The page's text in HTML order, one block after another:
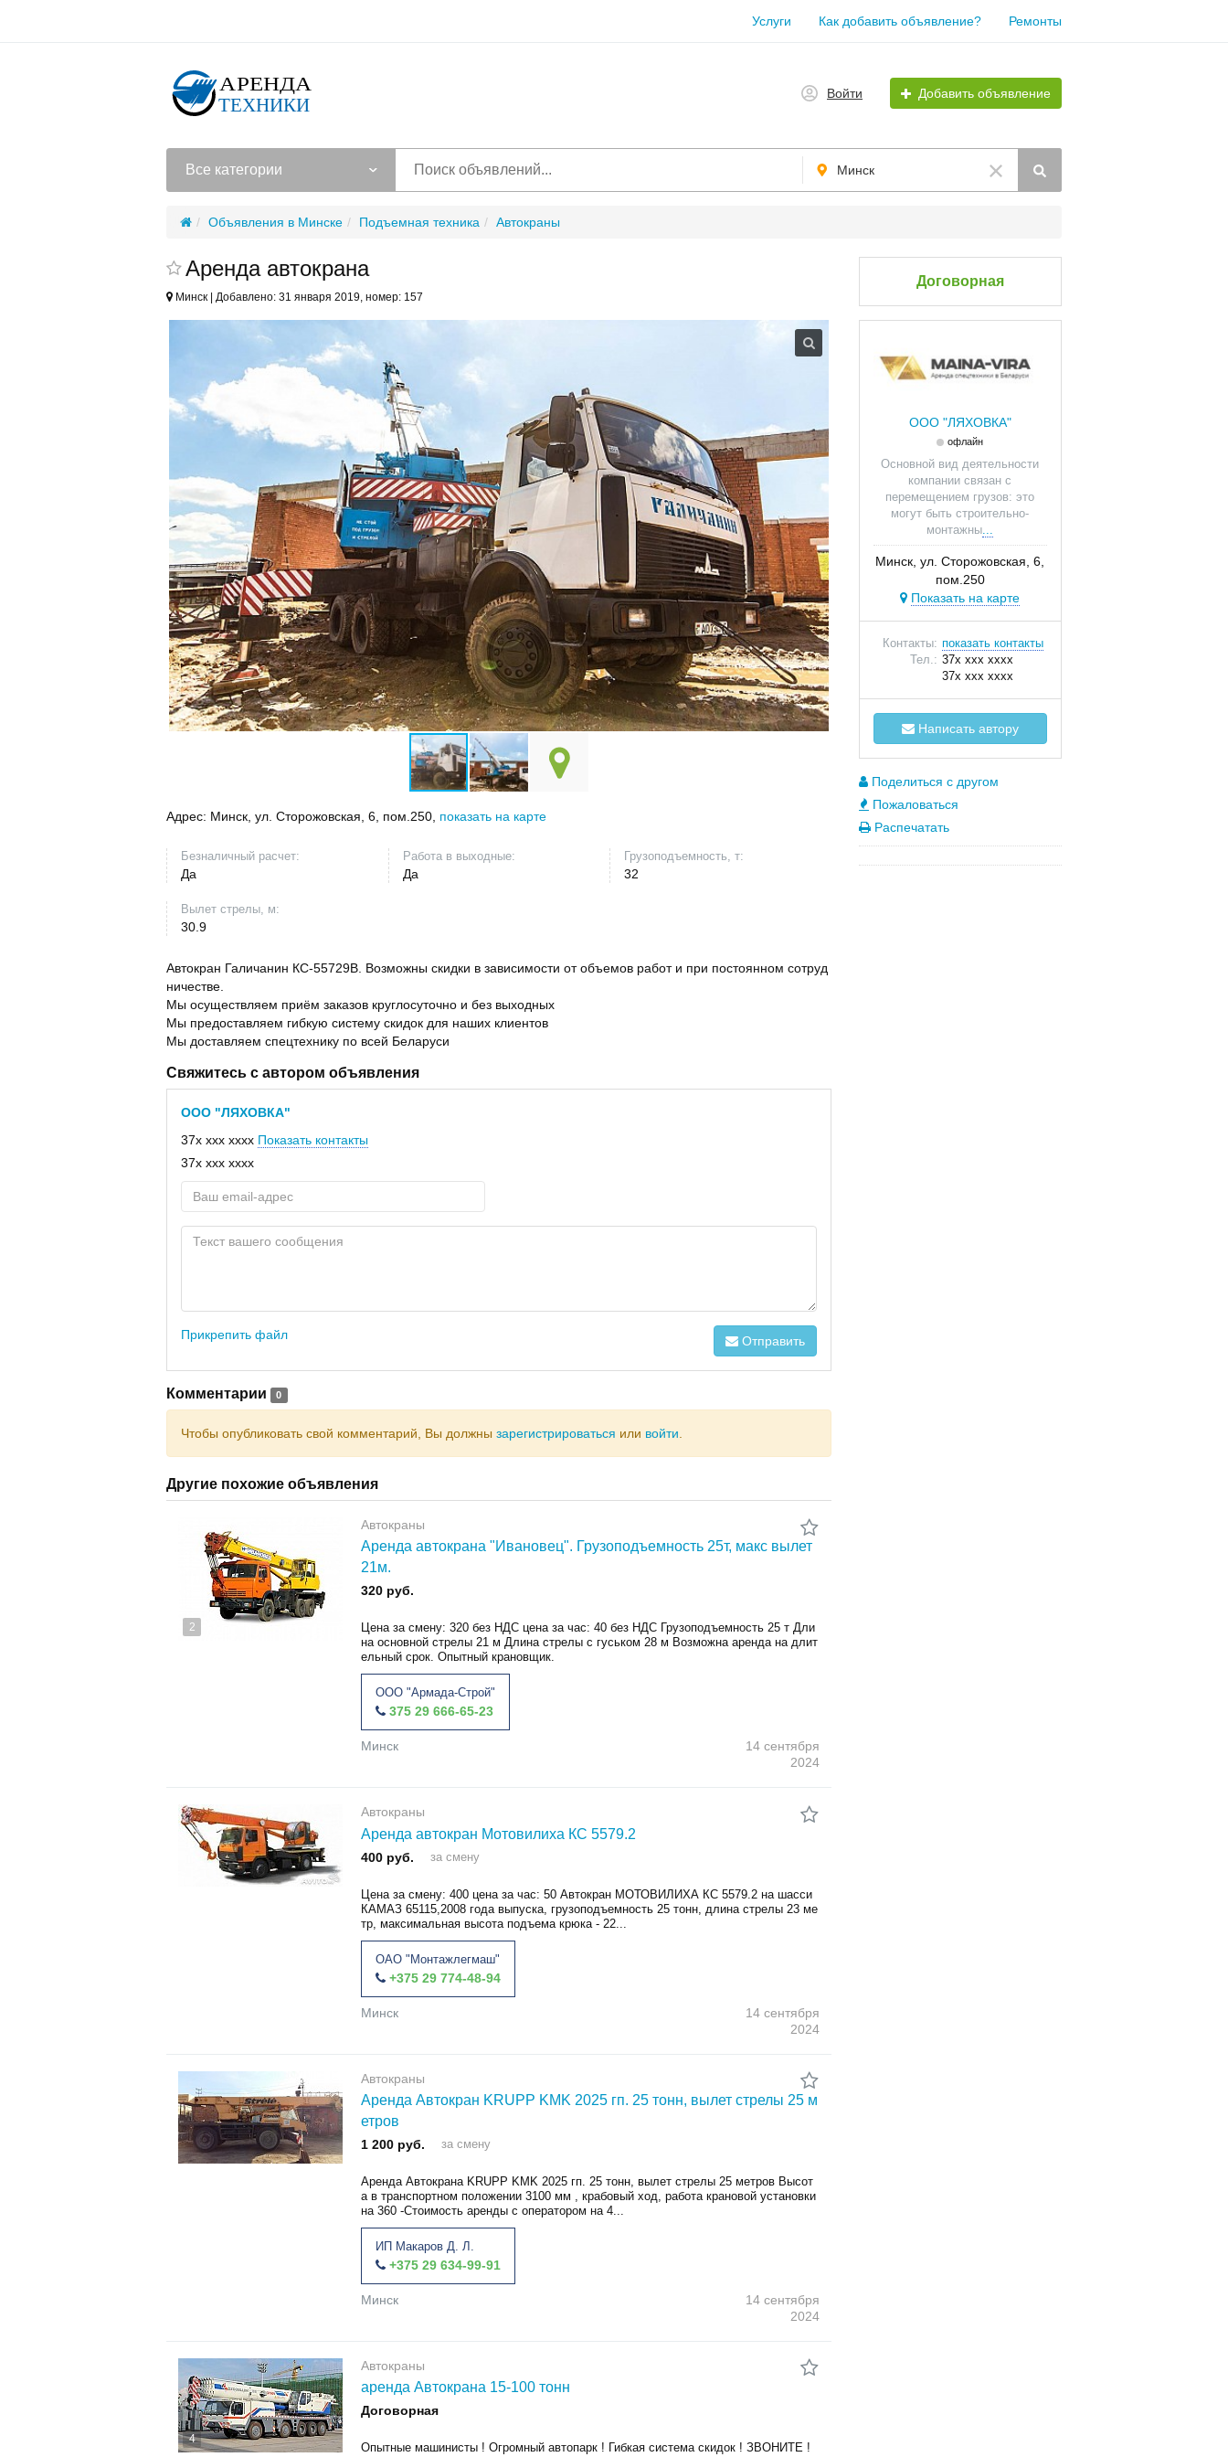
Услуги Как добавить объявление? Ремонты
Войти Добавить объявление
Все категории Минск
Объявления в Минске Подъемная техника Автокраны
Аренда автокрана
Минск | Добавлено: 31 января 2019, номер: 157
Договорная
Адрес: Минск, ул. Сторожовская, 6, пом.250, показать на карте
Безналичный расчет:
Да
Работа в выходные:
Да
Грузоподъемность, т:
32
Вылет стрелы, м:
30.9
Автокран Галичанин КС-55729В. Возможны скидки в зависимости от объемов работ и при постоянном сотруд
ничестве.
Мы осуществляем приём заказов круглосуточно и без выходных
Мы предоставляем гибкую систему скидок для наших клиентов
Мы доставляем спецтехнику по всей Беларуси
Свяжитесь с автором объявления
ООО "ЛЯХОВКА"
37x xxx xxxx Показать контакты
37x xxx xxxx
Прикрепить файл Отправить
Комментарии 0
Чтобы опубликовать свой комментарий, Вы должны зарегистрироваться или войти
Другие похожие объявления
2
Автокраны
Аренда автокрана "Ивановец". Грузоподъемность 25т, макс вылет
21м.
320 руб.
Цена за смену: 320 без НДС цена за час: 40 без НДС Грузоподъемность 25 т Дли
на основной стрелы 21 м Длина стрелы с гуськом 28 м Возможна аренда на длит
ельный срок. Опытный крановщик.
ООО "Армада-Строй"
375 29 666-65-23
Минск
14 сентября
2024
Автокраны
Аренда автокран Мотовилиха КС 5579.2
400 руб. за смену
Цена за смену: 400 цена за час: 50 Автокран МОТОВИЛИХА КС 5579.2 на шасси
КАМАЗ 65115,2008 года выпуска, грузоподъемность 25 тонн, длина стрелы 23 ме
тр, максимальная высота подъема крюка - 22...
ОАО "Монтажлегмаш"
+375 29 774-48-94
Минск
14 сентября
2024
Автокраны
Аренда Автокран KRUPP KMK 2025 гп. 25 тонн, вылет стрелы 25 м
етров
1 200 руб. за смену
Аренда Автокрана KRUPP KMK 2025 гп. 25 тонн, вылет стрелы 25 метров Высот
а в транспортном положении 3100 мм , крабовый ход, работа крановой установки
на 360 -Стоимость аренды с оператором на 4...
ИП Макаров Д. Л.
+375 29 634-99-91
Минск
14 сентября
2024
4
Автокраны
аренда Автокрана 15-100 тонн
Договорная
Опытные машинисты ! Огромный автопарк ! Гибкая система скидок ! ЗВОНИТЕ !
ООО "ЛЯХОВКА"
офлайн
Основной вид деятельности
компании связан с
перемещением грузов: это
могут быть строительно-
монтажны...
Минск, ул. Сторожовская, 6,
пом.250
Показать на карте
Контакты: показать контакты
Тел.: 37x xxx xxxx
37x xxx xxxx
Написать автору
Поделиться с другом
Пожаловаться
Распечатать